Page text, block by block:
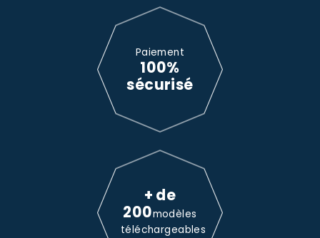
Paiement
100%
sécurisé
+ de
200modèles
téléchargeables